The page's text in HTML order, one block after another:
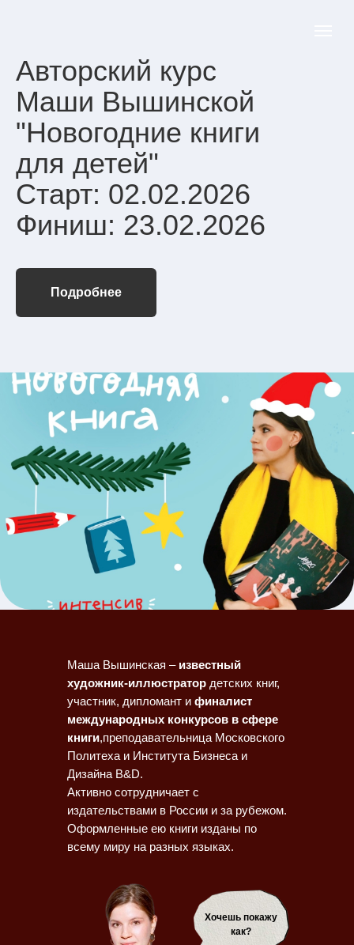
Авторский курс
Маши Вышинской
"Новогодние книги
для детей"
Старт: 02.02.2026
Финиш: 23.02.2026
Подробнее
Маша Вышинская – известный
художник-иллюстратор детских книг,
участник, дипломант и финалист
международных конкурсов в сфере
книги,преподавательница Московского
Политеха и Института Бизнеса и
Дизайна B&D.
Активно сотрудничает с
издательствами в России и за рубежом.
Оформленные ею книги изданы по
всему миру на разных языках.
Хочешь покажу
как?